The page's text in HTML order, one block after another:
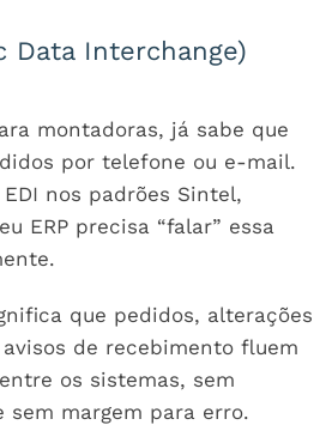
Data Interchange)
montadoras, já sabe que
por telefone ou e-mail.
nos padrões Sintel,
ERP precisa “falar” essa
que pedidos, alterações
de recebimento fluem
os sistemas, sem
sem margem para erro.